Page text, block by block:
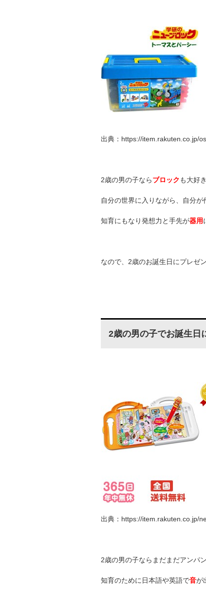
出典：https://item.rakuten.co.jp/
2歳の男の子ならブロック も大好
自分の世界に入りながら、自分が
知育にもなり発想力と手先が器用
なので、2歳のお誕生日にプレゼ
2歳の男の子でお誕生日
出典：https://item.rakuten.co.jp/
2歳の男の子ならまだまだアンパ
知育のために日本語や英語で音が